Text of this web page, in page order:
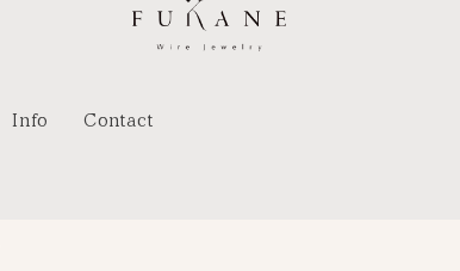
Info Contact